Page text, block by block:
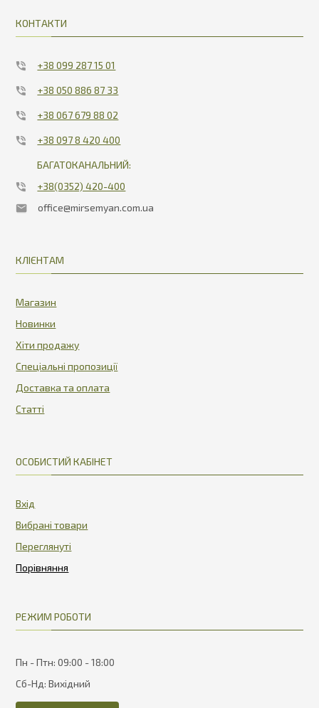
КОНТАКТИ
+38 099 287 15 01
+38 050 886 87 33
+38 067 679 88 02
+38 097 8 420 400
БАГАТОКАНАЛЬНИЙ:
+38(0352) 420-400
office@mirsemyan.com.ua
КЛІЄНТАМ
Магазин
Новинки
Хіти продажу
Спеціальні пропозиції
Доставка та оплата
Статті
ОСОБИСТИЙ КАБІНЕТ
Вхід
Вибрані товари
Переглянуті
РЕЖИМ РОБОТИ
Пн - Птн: 09:00 - 18:00
Сб-Нд: Вихідний